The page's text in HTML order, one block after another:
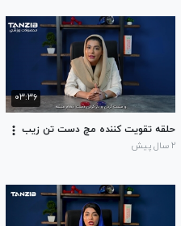
۰۳:۳۶
حلقه تقویت کننده مچ دست تن زیب
۲ سال پیش